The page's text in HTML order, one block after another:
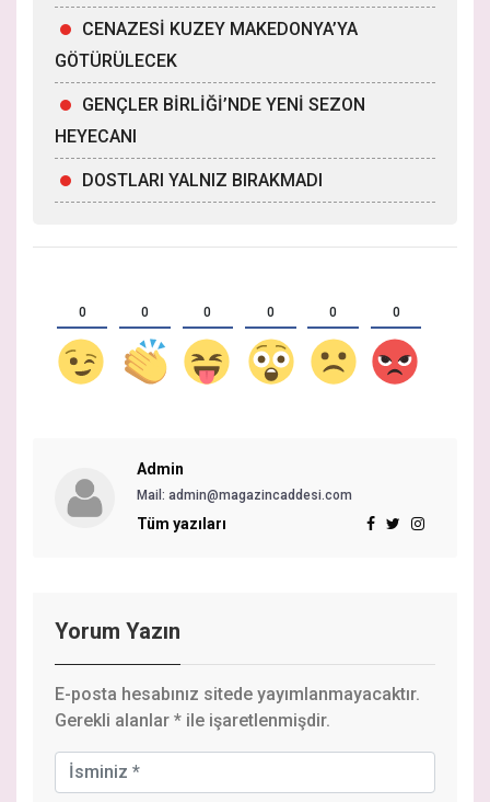
CENAZESİ KUZEY MAKEDONYA’YA
GÖTÜRÜLECEK
GENÇLER BİRLİĞİ’NDE YENİ SEZON
HEYECANI
DOSTLARI YALNIZ BIRAKMADI
0 0 0 0 0 0
Admin
Mail: admin@magazincaddesi.com
Tüm yazıları
Yorum Yazın
E-posta hesabınız sitede yayımlanmayacaktır.
Gerekli alanlar * ile işaretlenmişdir.